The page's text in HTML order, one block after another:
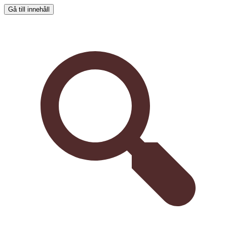
Gå till innehåll